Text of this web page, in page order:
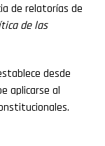
de relatorías de
de las
desde
aplicarse al